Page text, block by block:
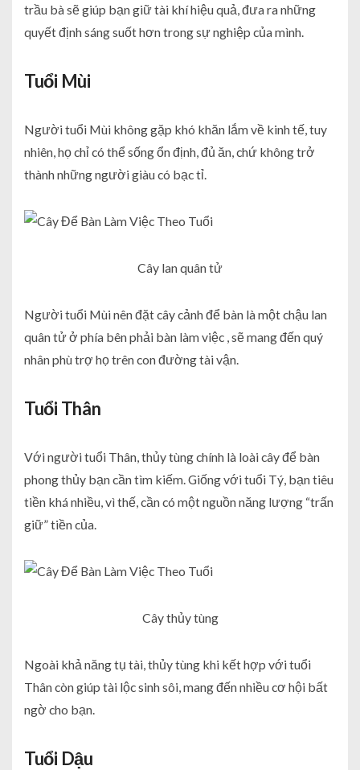
trầu bà sẽ giúp bạn giữ tài khí hiệu quả, đưa ra những
quyết định sáng suốt hơn trong sự nghiệp của mình.
Tuổi Mùi
Người tuổi Mùi không gặp khó khăn lắm về kinh tế, tuy
nhiên, họ chỉ có thể sống ổn định, đủ ăn, chứ không trở
thành những người giàu có bạc tỉ.
Cây lan quân tử
Người tuổi Mùi nên đặt cây cảnh để bàn là một chậu lan
quân tử ở phía bên phải bàn làm việc , sẽ mang đến quý
nhân phù trợ họ trên con đường tài vận.
Tuổi Thân
Với người tuổi Thân, thủy tùng chính là loài cây để bàn
phong thủy bạn cần tìm kiếm. Giống với tuổi Tý, bạn tiêu
tiền khá nhiều, vì thế, cần có một nguồn năng lượng “trấn
giữ” tiền của.
Cây thủy tùng
Ngoài khả năng tụ tài, thủy tùng khi kết hợp với tuổi
Thân còn giúp tài lộc sinh sôi, mang đến nhiều cơ hội bất
ngờ cho bạn.
Tuổi Dậu